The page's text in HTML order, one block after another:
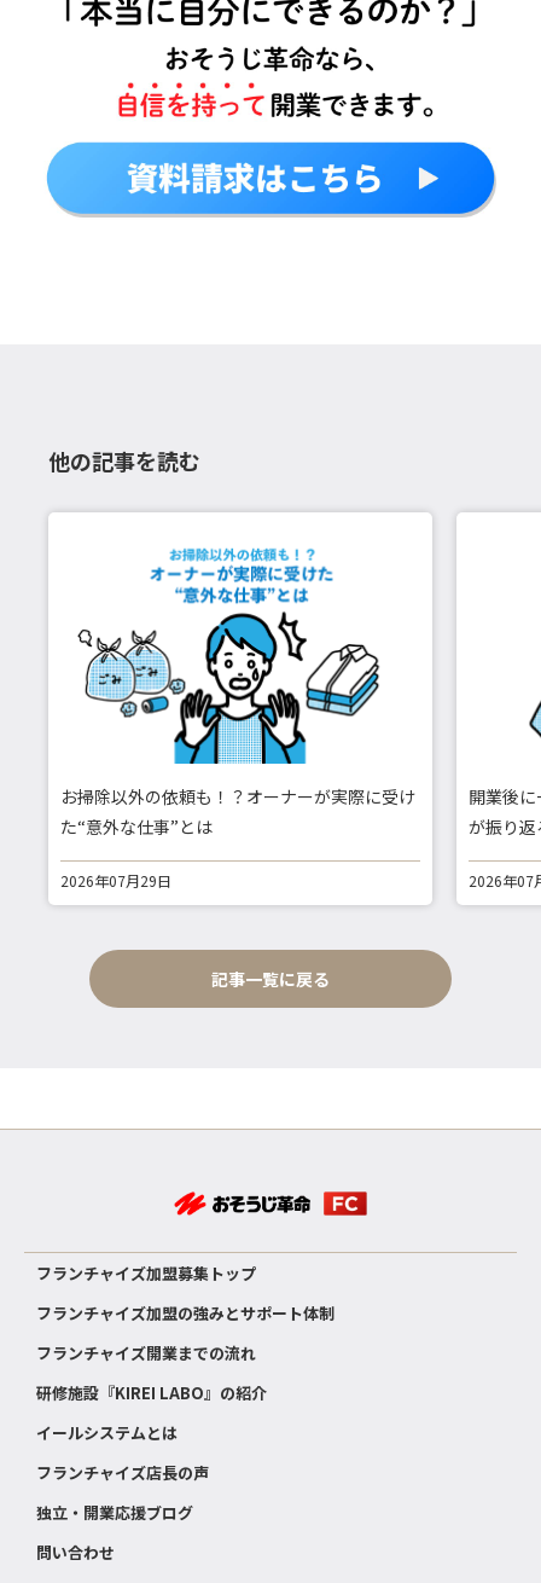
他の記事を読む
お掃除以外の依頼も！？オーナーが実際に受け
た“意外な仕事”とは
2026年07月29日
開業後
が振り
2026年07
記事一覧に戻る
フランチャイズ加盟募集トップ
フランチャイズ加盟の強みとサポート体制
フランチャイズ開業までの流れ
研修施設『KIREI LABO』の紹介
イールシステムとは
フランチャイズ店長の声
独立・開業応援ブログ
問い合わせ